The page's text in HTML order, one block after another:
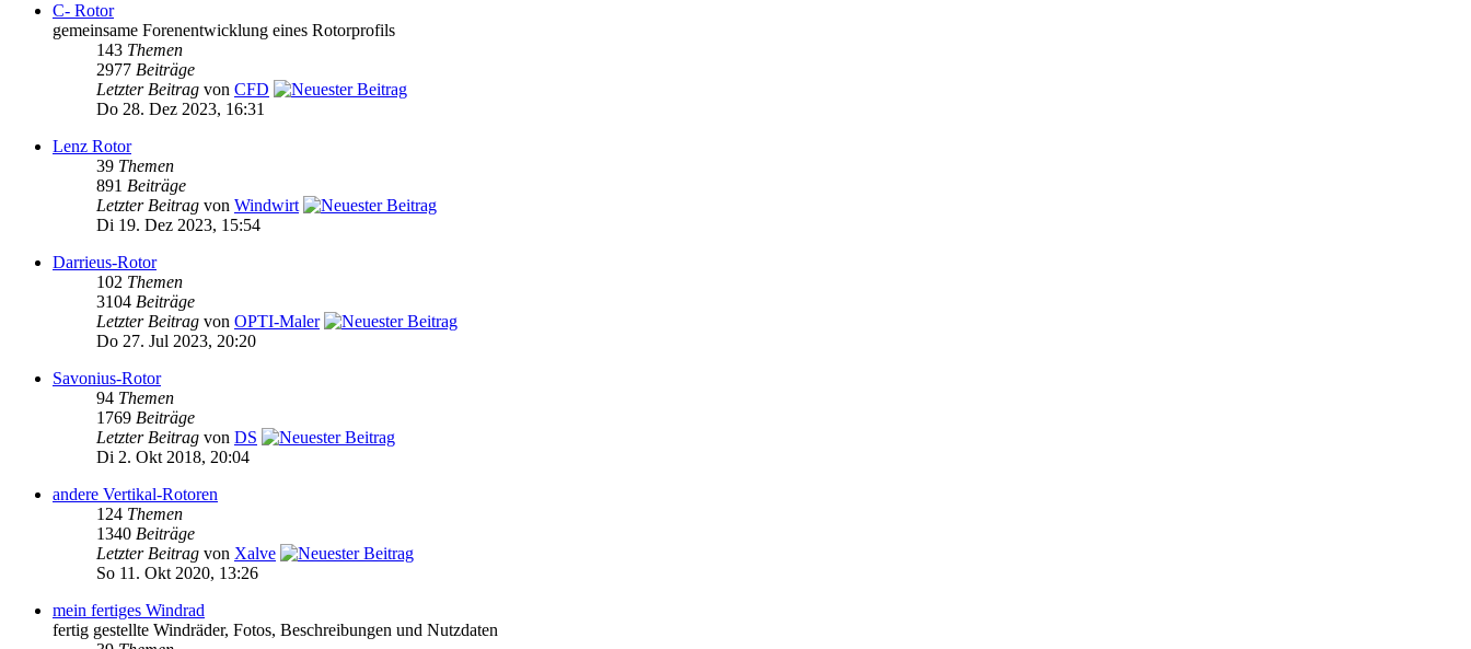
C- Rotor
gemeinsame Forenentwicklung eines Rotorprofils
143 Themen
2977 Beiträge
Letzter Beitrag von CFD
Do 28. Dez 2023, 16:31
Lenz Rotor
39 Themen
891 Beiträge
Letzter Beitrag von Windwirt
Di 19. Dez 2023, 15:54
Darrieus-Rotor
102 Themen
3104 Beiträge
Letzter Beitrag von OPTI-Maler
Do 27. Jul 2023, 20:20
Savonius-Rotor
94 Themen
1769 Beiträge
Letzter Beitrag von DS
Di 2. Okt 2018, 20:04
andere Vertikal-Rotoren
124 Themen
1340 Beiträge
Letzter Beitrag von Xalve
So 11. Okt 2020, 13:26
mein fertiges Windrad
fertig gestellte Windräder, Fotos, Beschreibungen und Nutzdaten